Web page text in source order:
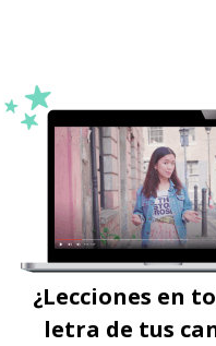
¿Lecciones en
letra de tus